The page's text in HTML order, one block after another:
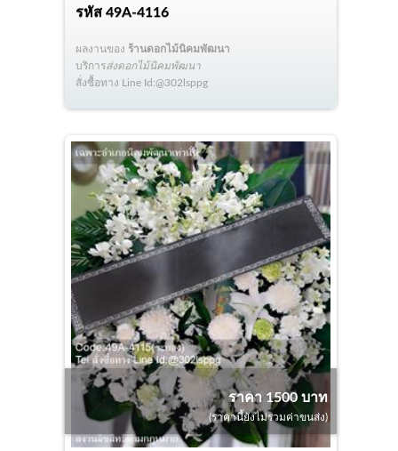
รหัส49A-4116
ผลงานของ ร้านดอกไม้นิคมพัฒนา
บริการส่งดอกไม้นิคมพัฒนา
สั่งซื้อทาง Line Id:@302lsppg
ราคา 1500 บาท
(ราคานี้ยังไม่รวมค่าขนส่ง)